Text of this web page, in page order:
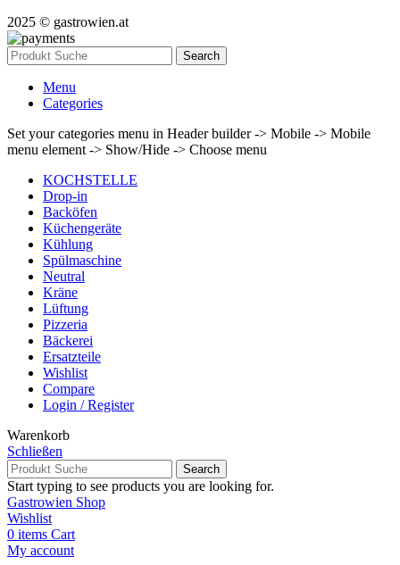
2025 © gastrowien.at
Search
Menu
Categories
Set your categories menu in Header builder -> Mobile -> Mobile
menu element -> Show/Hide -> Choose menu
KOCHSTELLE
Drop-in
Backöfen
Küchengeräte
Kühlung
Spülmaschine
Neutral
Kräne
Lüftung
Pizzeria
Bäckerei
Ersatzteile
Wishlist
Compare
Login / Register
Warenkorb
Schließen
Search
Start typing to see products you are looking for.
Gastrowien Shop
Wishlist
0 items Cart
My account